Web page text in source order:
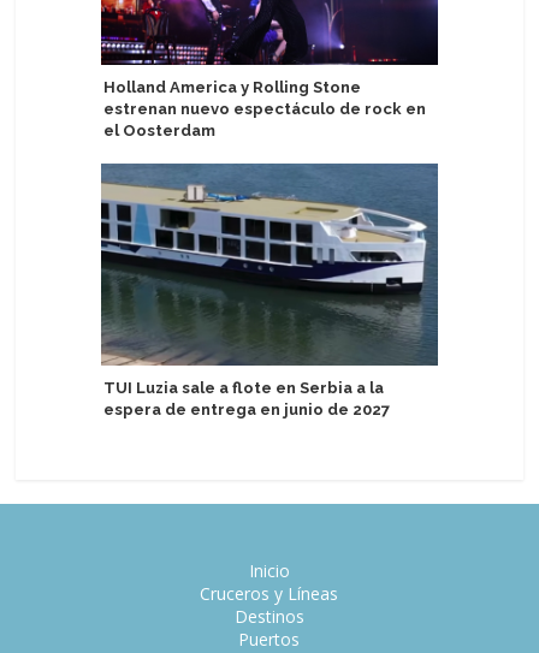
Holland America y Rolling Stone
estrenan nuevo espectáculo de rock en
el Oosterdam
TUI Luzia sale a flote en Serbia a la
espera de entrega en junio de 2027
Inicio
Cruceros y Líneas
Destinos
Puertos